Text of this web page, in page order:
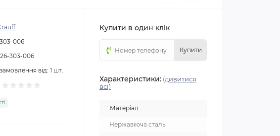
006
26-303-006
від: 1 шт.
Купити в один клік
Купити
Характеристики: (дивитися
всі)
Матеріал
Нержавіюча сталь